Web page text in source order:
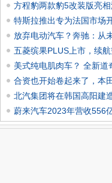
方程豹两款豹5改装版亮
特斯拉推出专为法国市场
放弃电动汽车？奔驰：从
五菱缤果PLUS上市，续
美式纯电肌肉车？ 全新
合资也开始卷起来了，本
北汽集团将在韩国高阳建
蔚来汽车2023年营收556